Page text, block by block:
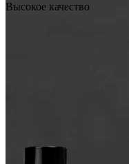
Высокое качество